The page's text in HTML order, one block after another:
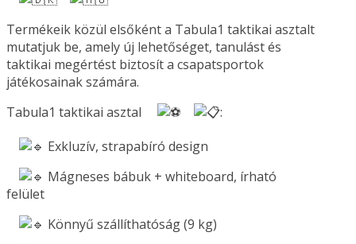
Termékeik közül elsőként a Tabula1 taktikai asztalt
mutatjuk be, amely új lehetőséget, tanulást és
taktikai megértést biztosít a csapatsportok
játékosainak számára.
Tabula1 taktikai asztal
:
Exkluzív, strapabíró design
Mágneses bábuk + whiteboard, írható
felület
Könnyű szállíthatóság (9 kg)